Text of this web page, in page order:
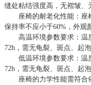
缝处粘结强度高，无褶皱、
座椅的耐老化性能：座
保持率不应小于60%，外观
高温环境参数要求：温
72h，需无龟裂、斑点、起
低温环境参数要求：温
72h，需无龟裂、斑点、起
座椅的力学性能需符合